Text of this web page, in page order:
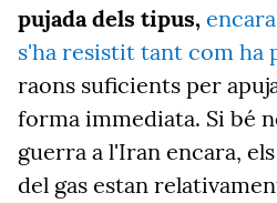
pujada dels tipus,
s'ha resistit tant com ha
raons suficients per
forma immediata. Si bé
guerra a l'Iran encara,
del gas estan